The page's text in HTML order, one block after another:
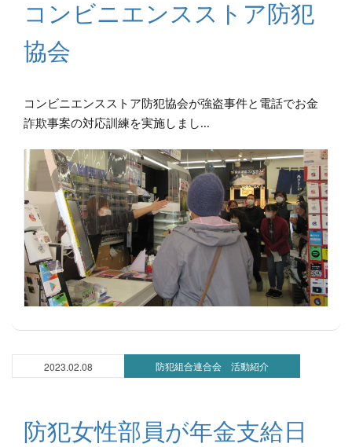
コンビニエンスストア防犯
協会
コンビニエンスストア防犯協会が強盗事件と電話でお金
詐欺事案の対応訓練を実施しまし...
2023.02.08 防犯組合連合会 活動紹介
防犯女性部員が年金支給日